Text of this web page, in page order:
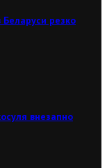
резко
внезапно